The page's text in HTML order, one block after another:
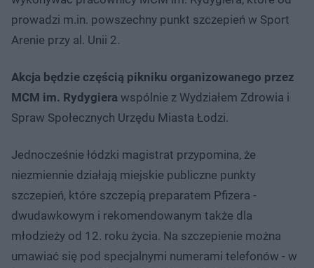
prowadzi m.in. powszechny punkt szczepień w Sport
Arenie przy al. Unii 2.
Akcja będzie częścią pikniku organizowanego przez
MCM im. Rydygiera wspólnie z Wydziałem Zdrowia i
Spraw Społecznych Urzędu Miasta Łodzi.
Jednocześnie łódzki magistrat przypomina, że
niezmiennie działają miejskie publiczne punkty
szczepień, które szczepią preparatem Pfizera -
dwudawkowym i rekomendowanym także dla
młodzieży od 12. roku życia. Na szczepienie można
umawiać się pod specjalnymi numerami telefonów - w